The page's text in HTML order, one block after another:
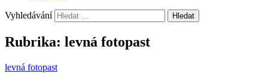
Vyhledávání
Rubrika: levná fotopast
levná fotopast